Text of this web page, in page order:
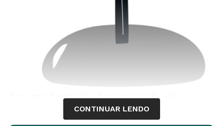
ra uma frustração. Em quase toda aula, a
professora Sônia Santos de Oliveira buscava
CONTINUAR LENDO